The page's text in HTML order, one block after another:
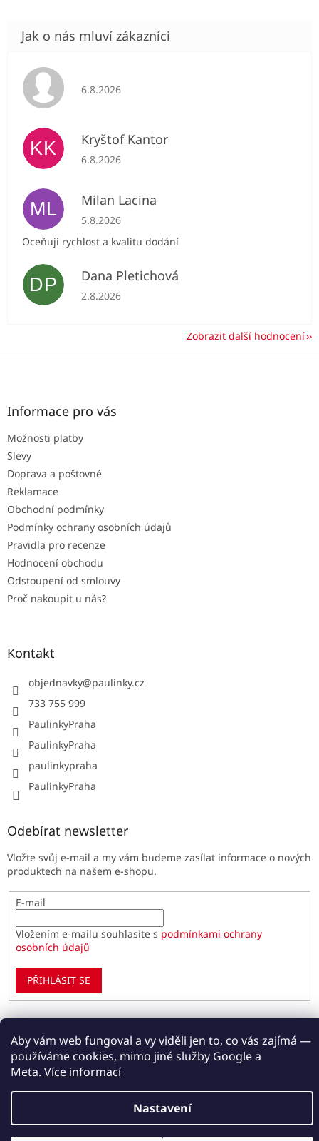
Aby vám web fungoval a vy viděli jen to, co vás zajímá —
používáme cookies, mimo jiné služby Google a
Meta. Více informací
Nastavení
Hodnocení obchodu je 5 z 5 hvězdiček.
6.8.2026
KK Kryštof Kantor
Hodnocení obchodu je 5 z 5 hvězdiček.
6.8.2026
ML Milan Lacina
Hodnocení obchodu je 5 z 5 hvězdiček.
5.8.2026
Oceňuji rychlost a kvalitu dodání
DP Dana Pletichová
Hodnocení obchodu je 5 z 5 hvězdiček.
2.8.2026
Zobrazit další hodnocení
Z
Informace pro vás
Možnosti platby
Slevy
Doprava a poštovné
Reklamace
Obchodní podmínky
Podmínky ochrany osobních údajů
Pravidla pro recenze
Hodnocení obchodu
Odstoupení od smlouvy
Proč nakoupit u nás?
Kontakt
objednavky@paulinky.cz
733 755 999
PaulinkyPraha
PaulinkyPraha
paulinkypraha
PaulinkyPraha
Odebírat newsletter
Vložte svůj e-mail a my vám budeme zasílat informace o nových
produktech na našem e-shopu.
E-mail
Vložením e-mailu souhlasíte s podmínkami ochrany
osobních údajů
PŘIHLÁSIT SE
Vytvořil Shoptet
Upravit nastavení cookies